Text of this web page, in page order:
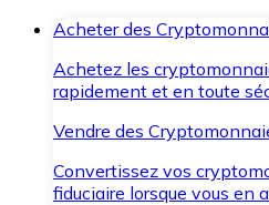
Acheter des
Achetez les
rapidement et en toute
Vendre des
Convertissez vos
fiduciaire lorsque vous en